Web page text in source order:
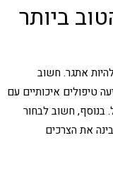
ביותר
אתגר. חשוב
טיפולים איכותיים עם
בנוסף, חשוב לבחור
את הצרכים